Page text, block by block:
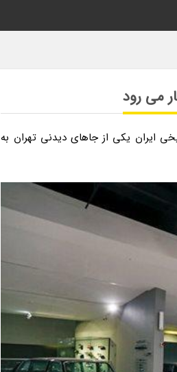
می رود
ایران یکی از جاهای دیدنی تهران به